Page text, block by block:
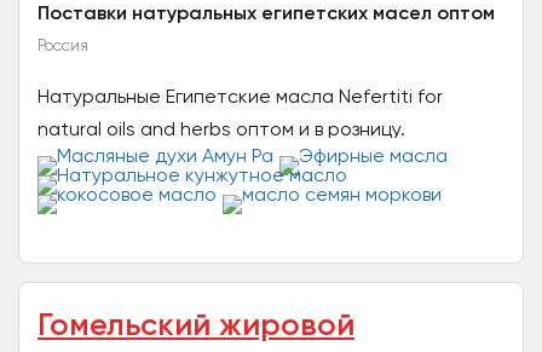
Поставки натуральных египетских масел оптом
Россия
Натуральные Египетские масла Nefertiti for
natural oils and herbs оптом и в розницу.
Официальный представитель завода Нефертити
на территории...
Гомельский жировой